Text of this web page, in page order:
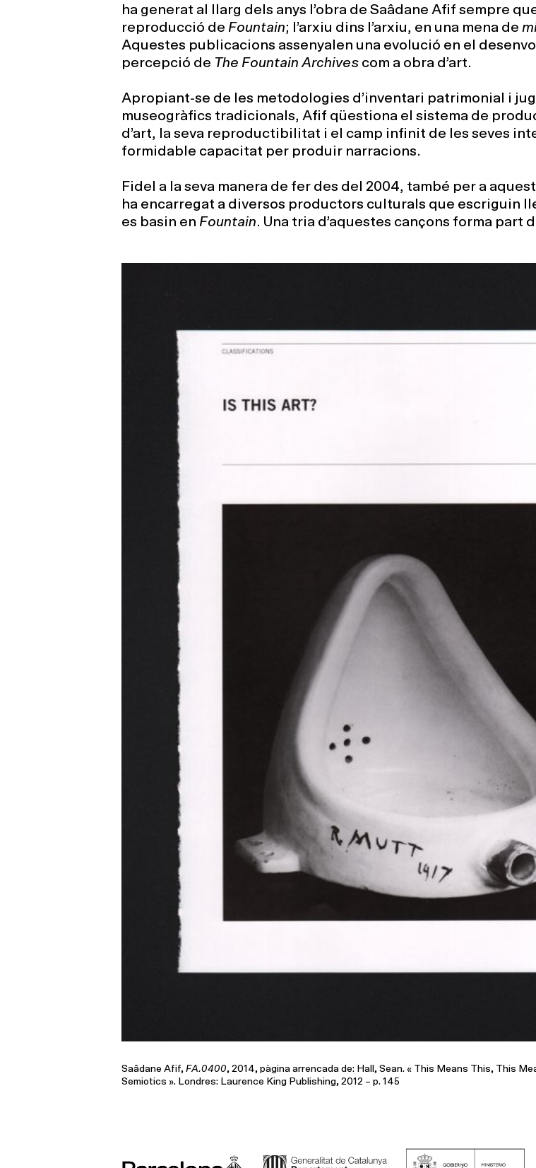
ha generat al llarg dels anys l’obra de Saâdane Afif sempre
reproducció de Fountain; l’arxiu dins l’arxiu, en una mena de
Aquestes publicacions assenyalen una evolució en el
percepció de The Fountain Archivescom a obra d’art.
Apropiant-se de les metodologies d’inventari patrimonial i
museogràfics tradicionals, Afif qüestiona el sistema de
d’art, la seva reproductibilitat i el camp infinit de les seves
formidable capacitat per produir narracions.
Fidel a la seva manera de fer des del 2004, també per a
ha encarregat a diversos productors culturals que escriguin
es basin en Fountain. Una tria d’aquestes cançons forma part
Saâdane Afif, FA.0400, 2014, pàgina arrencada de: Hall, Sean. « This Means This, This
Semiotics ». Londres: Laurence King Publishing, 2012 – p. 145